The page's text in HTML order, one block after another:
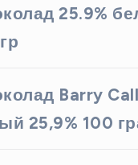
25.9%
Barry
25,9% 100